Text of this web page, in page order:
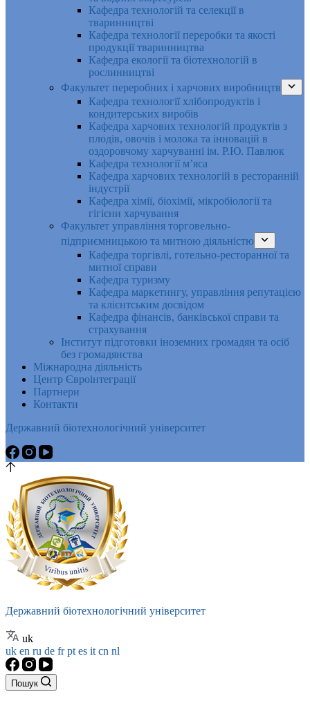
Кафедра технологій та селекції в
тваринництві
Кафедра технології переробки та якості
продукції тваринництва
Кафедра екології та біотехнологій в
рослинництві
Факультет переробних і харчових виробництв
Кафедра технології хлібопродуктів і
кондитерських виробів
Кафедра харчових технологій продуктів з
плодів, овочів і молока та інновацій в
оздоровчому харчуванні ім. Р.Ю. Павлюк
Кафедра технології м’яса
Кафедра харчових технологій в ресторанній
індустрії
Кафедра хімії, біохімії, мікробіології та
гігієни харчування
Факультет управління торговельно-
підприємницькою та митною діяльністю
Кафедра торгівлі, готельно-ресторанної та
митної справи
Кафедра туризму
Кафедра маркетингу, управління репутацією
та клієнтським досвідом
Кафедра фінансів, банківської справи та
страхування
Інститут підготовки іноземних громадян та осіб
без громадянства
Міжнародна діяльність
Центр Євроінтеграції
Партнери
Контакти
Державний біотехнологічний університет
Державний біотехнологічний університет
uk
uk en ru de frpt es it cn nl
Пошук